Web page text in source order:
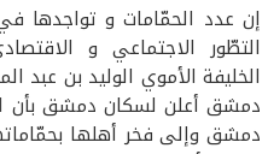
إن عدد الحمّامات و تواجدها
التطّور الاجتماعي و
الخليفة الأموي الوليد بن عبد
دمشق أعلن لسكان دمشق بأن
دمشق وإلى فخر أهلها